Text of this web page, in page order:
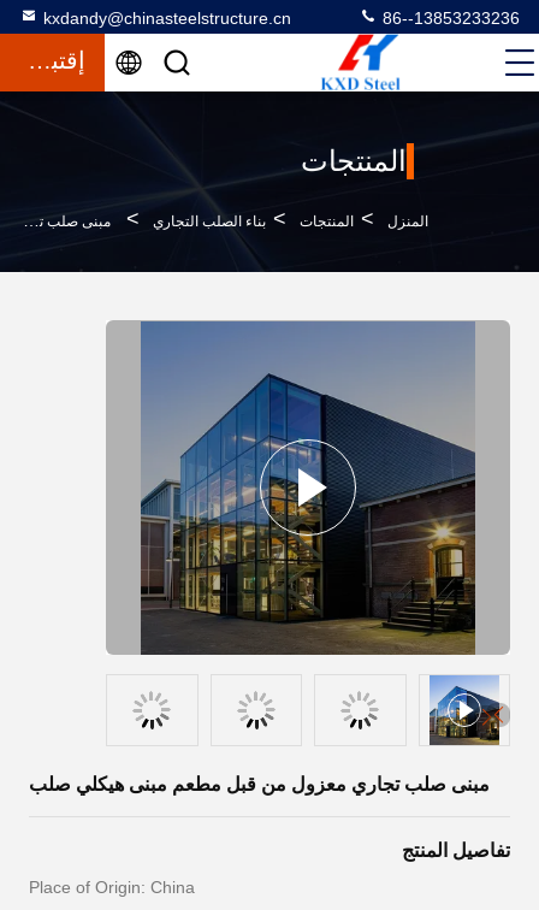
kxdandy@chinasteelstructure.cn 86--13853233236
إقتباس
المنتجات
المنزل > المنتجات > بناء الصلب التجاري > مبنى صلب تجاري معزول من قبل مطعم مبنى هيكلي صلب
مبنى صلب تجاري معزول من قبل مطعم مبنى هيكلي صلب
تفاصيل المنتج
Place of Origin: China